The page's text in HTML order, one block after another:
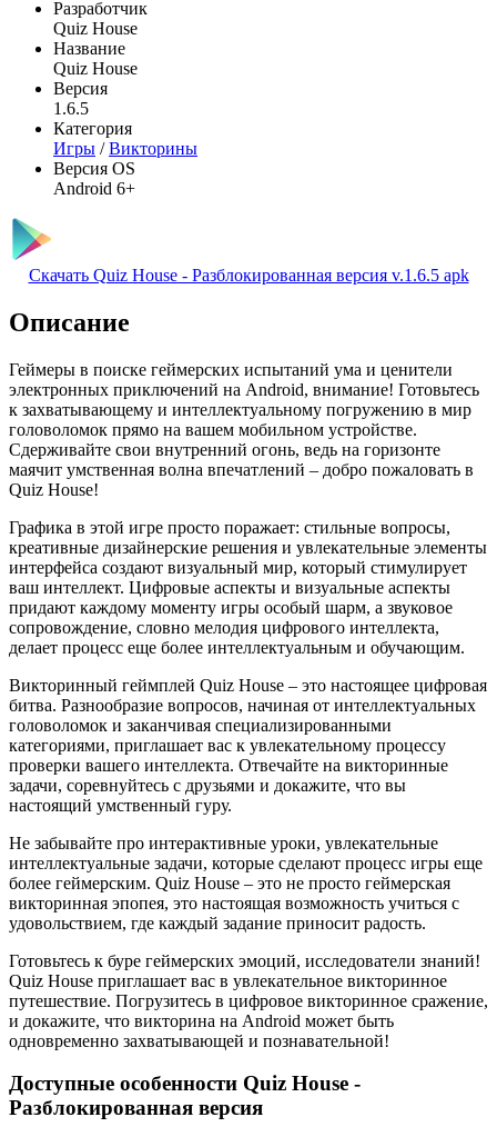
Разработчик
Quiz House
Название
Quiz House
Версия
1.6.5
Категория
Игры /Викторины
Версия OS
Android 6+
Скачать Quiz House - Разблокированная версия v.1.6.5 apk
Описание
Геймеры в поиске геймерских испытаний ума и ценители
электронных приключений на Android, внимание! Готовьтесь
к захватывающему и интеллектуальному погружению в мир
головоломок прямо на вашем мобильном устройстве.
Сдерживайте свои внутренний огонь, ведь на горизонте
маячит умственная волна впечатлений – добро пожаловать в
Quiz House!
Графика в этой игре просто поражает: стильные вопросы,
креативные дизайнерские решения и увлекательные элементы
интерфейса создают визуальный мир, который стимулирует
ваш интеллект. Цифровые аспекты и визуальные аспекты
придают каждому моменту игры особый шарм, а звуковое
сопровождение, словно мелодия цифрового интеллекта,
делает процесс еще более интеллектуальным и обучающим.
Викторинный геймплей Quiz House – это настоящее цифровая
битва. Разнообразие вопросов, начиная от интеллектуальных
головоломок и заканчивая специализированными
категориями, приглашает вас к увлекательному процессу
проверки вашего интеллекта. Отвечайте на викторинные
задачи, соревнуйтесь с друзьями и докажите, что вы
настоящий умственный гуру.
Не забывайте про интерактивные уроки, увлекательные
интеллектуальные задачи, которые сделают процесс игры еще
более геймерским. Quiz House – это не просто геймерская
викторинная эпопея, это настоящая возможность учиться с
удовольствием, где каждый задание приносит радость.
Готовьтесь к буре геймерских эмоций, исследователи знаний!
Quiz House приглашает вас в увлекательное викторинное
путешествие. Погрузитесь в цифровое викторинное сражение,
и докажите, что викторина на Android может быть
одновременно захватывающей и познавательной!
Доступные особенности Quiz House -
Разблокированная версия